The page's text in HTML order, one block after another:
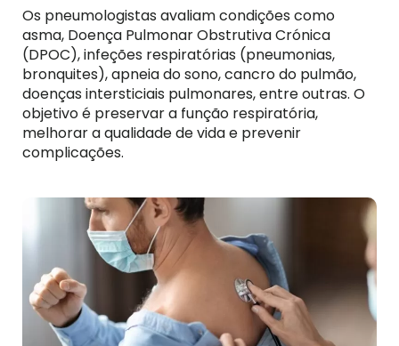
Os pneumologistas avaliam condições como
asma, Doença Pulmonar Obstrutiva Crónica
(DPOC), infeções respiratórias (pneumonias,
bronquites), apneia do sono, cancro do pulmão,
doenças intersticiais pulmonares, entre outras. O
objetivo é preservar a função respiratória,
melhorar a qualidade de vida e prevenir
complicações.